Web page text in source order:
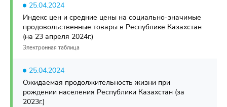
25.04.2024
Индекс цен и средние цены на социально-значимые
продовольственные товары в Республике Казахстан
(на 23 апреля 2024г.)
Электронная таблица
25.04.2024
Ожидаемая продолжительность жизни при
рождении населения Республики Казахстан (за
2023г.)